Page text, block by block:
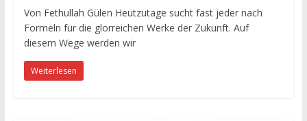
Von Fethullah Gülen Heutzutage sucht fast jeder nach
Formeln für die glorreichen Werke der Zukunft. Auf
diesem Wege werden wir
Weiterlesen